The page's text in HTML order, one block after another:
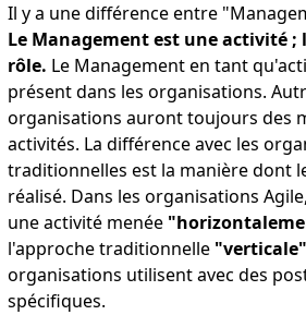
Il y a une différence entre
Le Management est une activité ;
rôle. Le Management en tant
présent dans les organisations.
organisations auront toujours des
activités. La différence avec les
traditionnelles est la manière dont
réalisé. Dans les organisations
une activité menée
l'approche traditionnelle "verticale"
organisations utilisent avec des
spécifiques.